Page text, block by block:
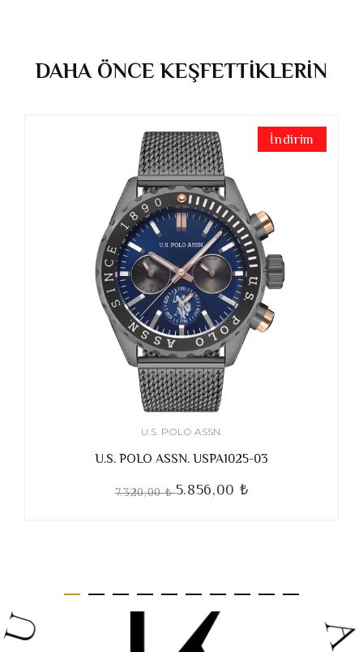
DAHA ÖNCE KEŞFETTİKLERİN
İndirim
U.S. POLO ASSN.
U.S. POLO ASSN. USPA1025-03
7.320,00 ₺5.856,00 ₺